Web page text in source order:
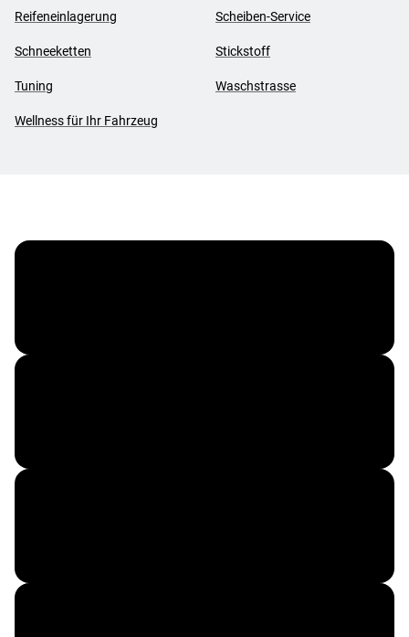
Reifeneinlagerung Scheiben-Service
Schneeketten Stickstoff
Tuning Waschstrasse
Wellness für Ihr Fahrzeug